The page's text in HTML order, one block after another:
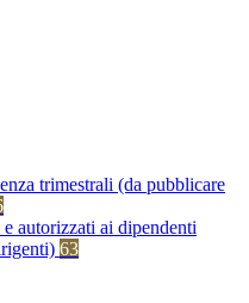
trimestrali (da pubblicare
autorizzati ai dipendenti
63